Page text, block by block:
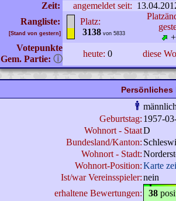
Zeit:
angemeldet seit:
Rangliste:
[Stand von gestern]
Platz:
3138 von 5833
Votepunkte
Gem. Partie: ⓘ
heute: 0 diese
Persönliches
Geburtstag: 1957-
Wohnort - StaatD
Bundesland/Kanton:
Wohnort - Stadt:
Wohnort-Position:Karte
Ist/war Vereinsspieler:nein
erhaltene Bewertungen:
38